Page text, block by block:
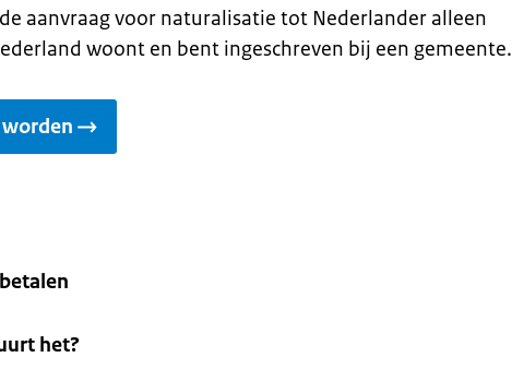
aanvraag voor naturalisatie tot Nederlander alleen
woont en bent ingeschreven bij een gemeente.
het?